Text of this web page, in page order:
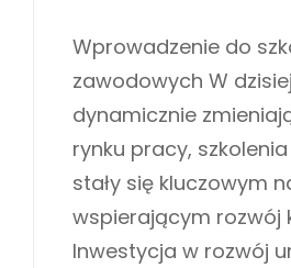
C
Z
D
O
U
K
C
s
e
d
n
T
G
O
I
E
Wprowadzenie do
zawodowych W
dynamicznie
rynku pracy,
stały się kluczowym
wspierającym rozwój
Inwestycja w rozwój